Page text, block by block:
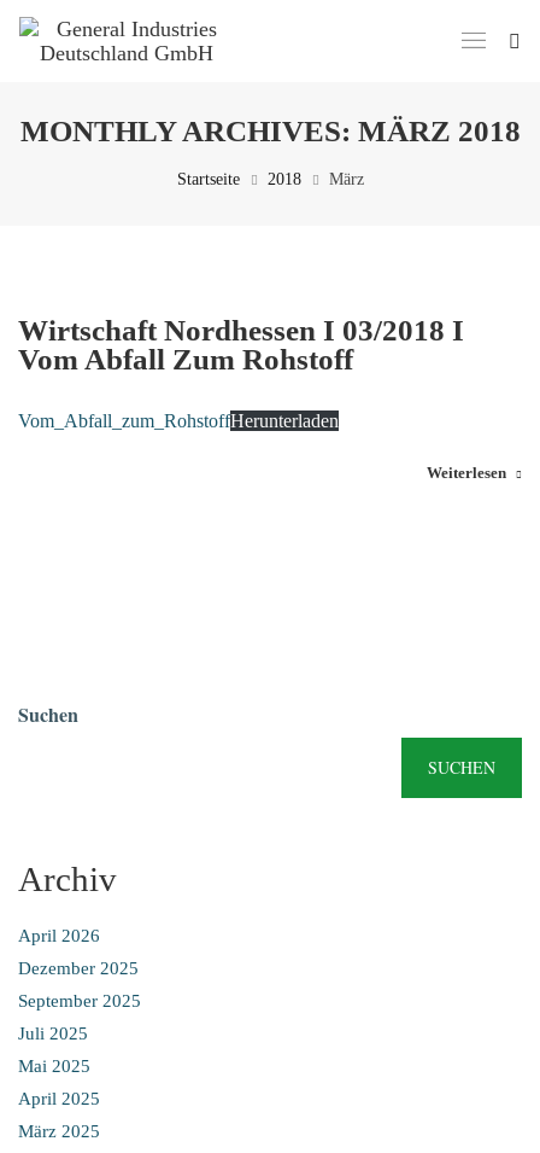
MONTHLY ARCHIVES: MÄRZ 2018
Startseite 2018 März
Wirtschaft Nordhessen I 03/2018 I
Vom Abfall Zum Rohstoff
Vom_Abfall_zum_RohstoffHerunterladen
Weiterlesen
Suchen
SUCHEN
Archiv
April 2026
Dezember 2025
September 2025
Juli 2025
Mai 2025
April 2025
März 2025